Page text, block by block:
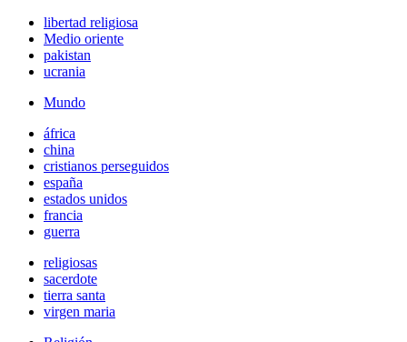
libertad religiosa
Medio oriente
pakistan
ucrania
Mundo
áfrica
china
cristianos perseguidos
españa
estados unidos
francia
guerra
religiosas
sacerdote
tierra santa
virgen maria